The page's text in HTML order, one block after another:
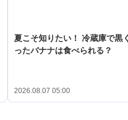
夏こそ知りたい！ 冷蔵庫で黒
ったバナナは食べられる？
2026.08.07 05:00